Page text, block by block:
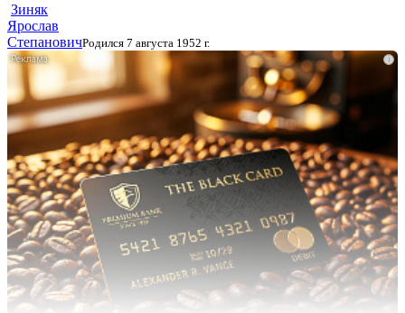
Зиняк
Ярослав
СтепановичРодился 7 августа 1952 г.
i